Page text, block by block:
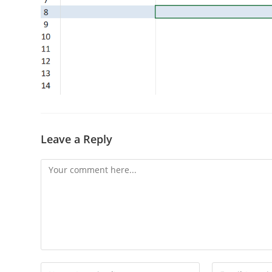
Leave a Reply
Comment
Enter
Enter